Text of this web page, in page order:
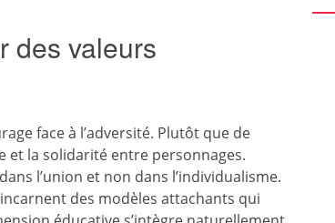
des valeurs
face à l’adversité. Plutôt que de
et la solidarité entre personnages.
l’union et non dans l’individualisme.
des modèles attachants qui